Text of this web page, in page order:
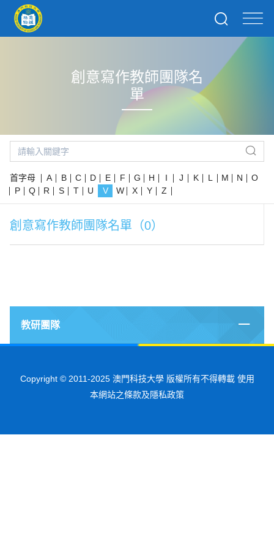
創意寫作教師團隊名
單
首字母 A B C D E F G H I J K L M N
O
P
Q R S T U V W X Y Z
創意寫作教師團隊名單（0）
教研團隊
Copyright © 2011-2025 澳門科技大學 版權所有不得轉載 使用
本網站之條款及隱私政策